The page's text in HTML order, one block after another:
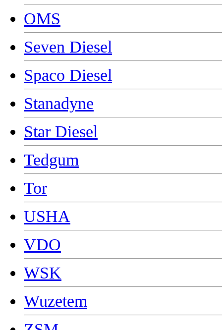
OMS
Seven Diesel
Spaco Diesel
Stanadyne
Star Diesel
Tedgum
Tor
USHA
VDO
WSK
Wuzetem